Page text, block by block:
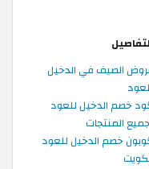
الصيف في الدخيل
خصم الدخيل للعود
المنتجات
خصم الدخيل للعود